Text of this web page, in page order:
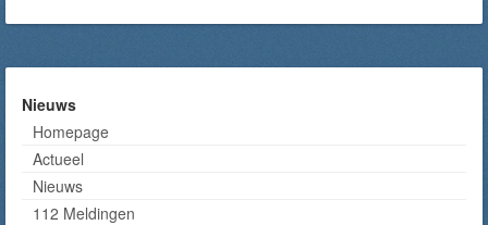
Nieuws
Homepage
Actueel
Nieuws
112 Meldingen